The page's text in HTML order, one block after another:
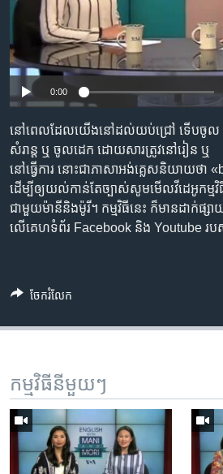
រចនា
រំលង​
និង​
ទៅ​
កាន់​
ទំព័រ​
ស្វែង​
រក
Khmer English
បណ្តាញ​សង្គម
ភាសា
0:00
នៅពេលដែល​យើង​នៅ​ដល់​យប់​ជ្រៅ ទើប​ចូល​
សំរាន្ត ឬ ចូល​ដេក ដោយសារ​ត្រូវ​នៅ​រៀន ឬ
នៅ​ធ្វើការ នោះ​ជា​ភាសា​អង់គ្លេស​និយាយ​ថា
ដើម្បី​ឲ្យ​យល់​កាន់តែ​ច្បាស់​សូម​មើល​វីដេអូ​កម្មវិ
ជាមួយ​ម៉ានី​និង​ម៉ូរី។ កម្មវិធី​នេះ ក៏​មាន​ដាក់​ផ្ស
លើ​គេហទំព័រ Facebook និង Youtube របស់​
ចែករំលែក
កម្មវិធី​នីមួយៗ